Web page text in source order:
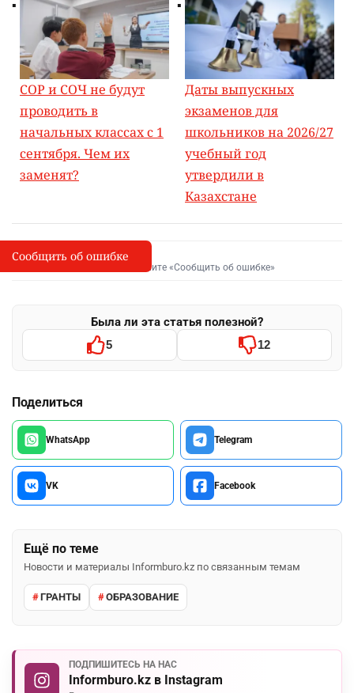
СОР и СОЧ не будут
проводить в
начальных классах с 1
сентября. Чем их
заменят?
Даты выпускных
экзаменов для
школьников на 2026/27
учебный год
утвердили в
Казахстане
I
Сообщить об опечатке
Выделите фрагмент и нажмите «Сообщить об ошибке»
Была ли эта статья полезной?
5 12
Поделиться
WhatsApp Telegram
VK Facebook
Ещё по теме
Новости и материалы Informburo.kz по связанным темам
ГРАНТЫ ОБРАЗОВАНИЕ
ПОДПИШИТЕСЬ НА НАС
Informburo.kz в Instagram
Сообщить об ошибке